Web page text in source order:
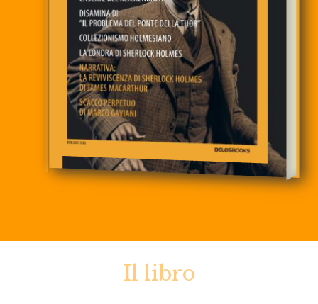
Il libro